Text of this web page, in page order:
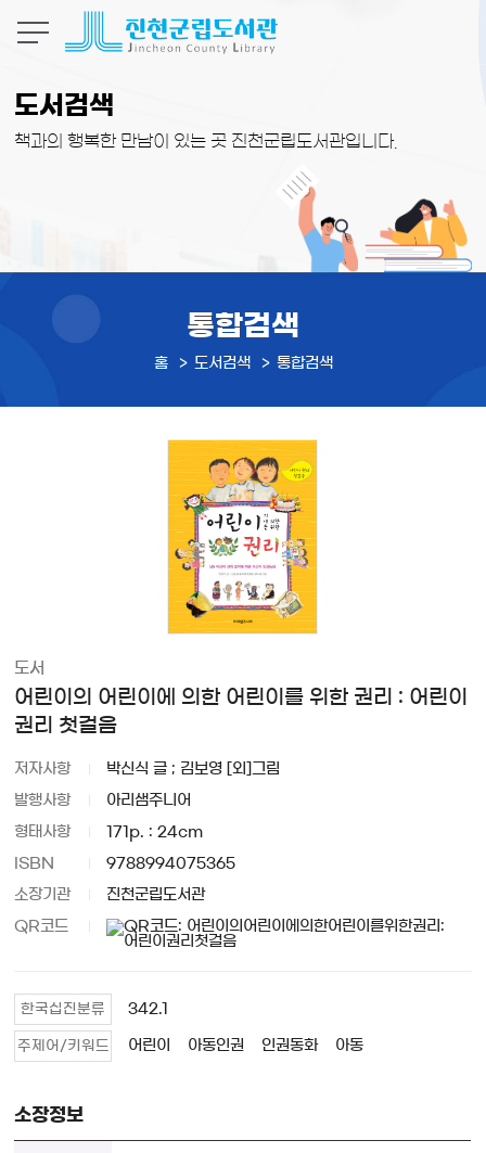
도서검색
책과의 행복한 만남이 있는 곳 진천군립도서관입니다.
통합검색
홈 도서검색 통합검색
도서
어린이의 어린이에 의한 어린이를 위한 권리 : 어린이
권리 첫걸음
저자사항 박신식 글 ; 김보영 [외]그림
발행사항 아리샘주니어
형태사항 171p. : 24cm
ISBN 9788994075365
소장기관 진천군립도서관
QR코드
한국십진분류 342.1
주제어/키워드 어린이 아동인권 인권동화 아동
소장정보